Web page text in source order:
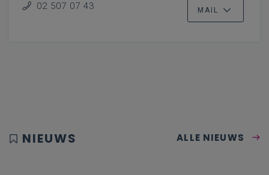
02 507 07 43 MAIL
NIEUWS ALLE NIEUWS